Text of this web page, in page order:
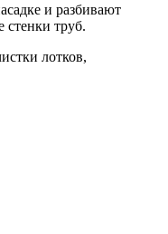
и разбивают
стенки труб.
лотков,